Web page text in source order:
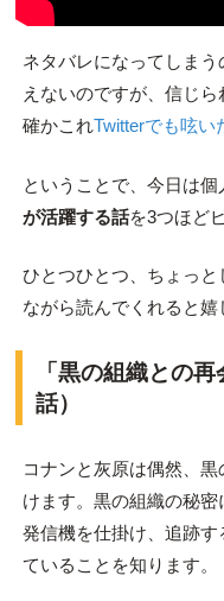
ネタバレになってしま
えないのですが、信じ
確かこれTwitterでも呟い
ということで、今日は
が活躍する話を3つほど
ひとつひとつ、ちょっ
ながら読んでくれると嬉
「黒の組織との
話）
コナンと灰原は偶然、
けます。黒の組織の秘
発信機を仕掛け、追跡す
ていることを知ります。